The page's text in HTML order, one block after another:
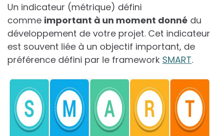
Un indicateur (métrique) défini
comme important à un moment donné du
développement de votre projet. Cet indicateur
est souvent liée à un objectif important, de
préférence défini par le framework SMART.